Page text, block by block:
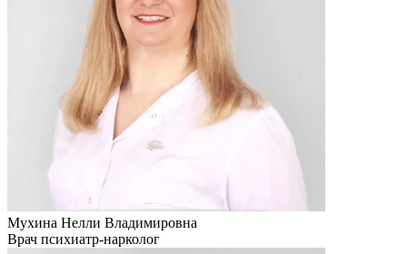
Мухина Нелли Владимировна
Врач психиатр-нарколог